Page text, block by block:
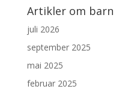
Artikler om barn
juli 2026
september 2025
mai 2025
februar 2025